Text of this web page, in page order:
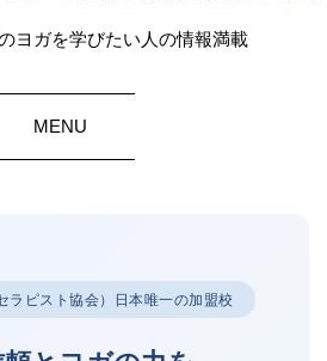
ヨガを学びたい人の情報満載
MENU
ラピスト協会）日本唯一の加盟校